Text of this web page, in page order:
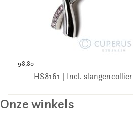
98,80
HS8161 | Incl. slangencollier
Onze winkels